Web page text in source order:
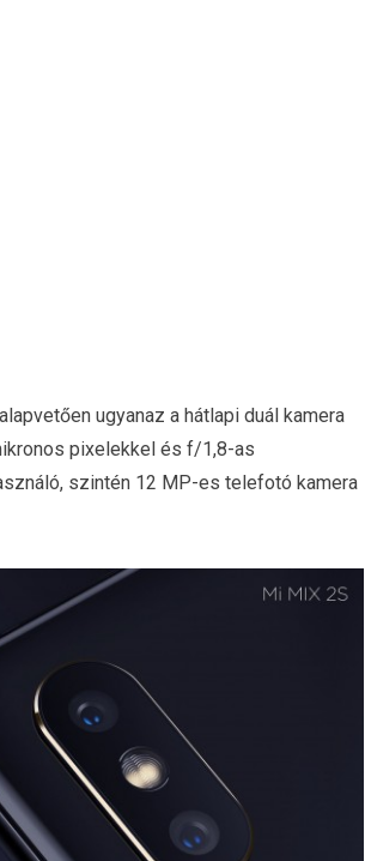
ugyanaz a hátlapi duál kamera
pixelekkel és f/1,8-as
szintén 12 MP-es telefotó kamera